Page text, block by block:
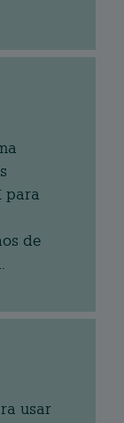
para
de
usar